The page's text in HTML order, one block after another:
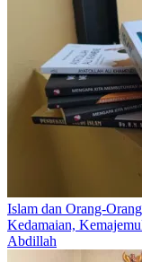
Islam dan Orang-
Kedamaian,
Abdillah